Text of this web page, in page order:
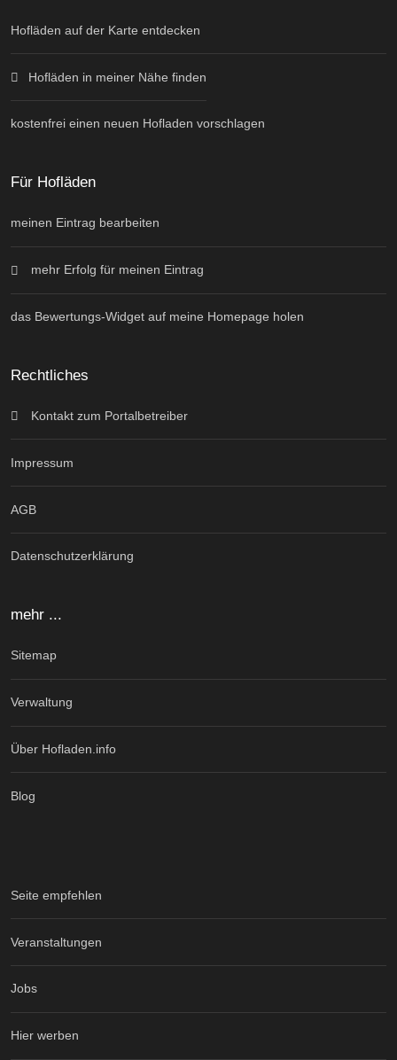
Hofläden auf der Karte entdecken
Hofläden in meiner Nähe finden
kostenfrei einen neuen Hofladen vorschlagen
Für Hofläden
meinen Eintrag bearbeiten
mehr Erfolg für meinen Eintrag
das Bewertungs-Widget auf meine Homepage holen
Rechtliches
Kontakt zum Portalbetreiber
Impressum
AGB
Datenschutzerklärung
mehr ...
Sitemap
Verwaltung
Über Hofladen.info
Blog
Seite empfehlen
Veranstaltungen
Jobs
Hier werben